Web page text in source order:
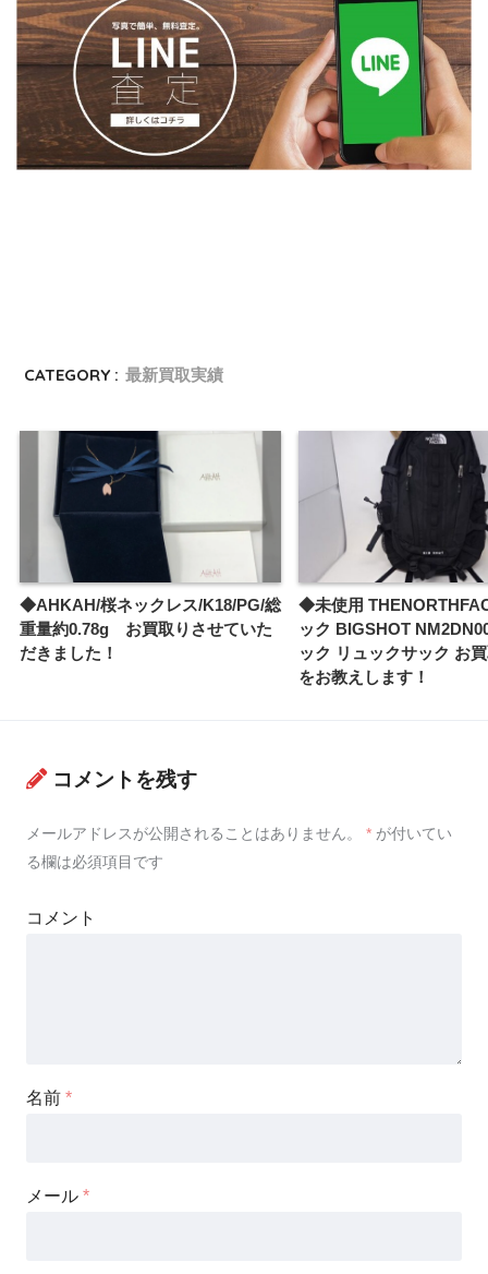
CATEGORY : 最新買取実績
◆AHKAH/桜ネックレス/K18/PG/総
重量約0.78g お買取りさせていた
だきました！
◆未使用
ック BIGSHOT
ック リュックサック お
をお教えします！
コメントを残す
メールアドレスが公開されることはありません。 * が付いてい
る欄は必須項目です
コメント
名前 *
メール *